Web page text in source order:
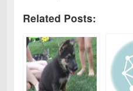
Related Posts: